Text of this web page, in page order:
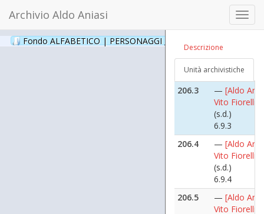
Archivio Aldo Aniasi
Fondo ALFABETICO | PERSONAGGI _ Archivio Fotografico
Descrizione
Unità archivistiche
([1972
Fiorellini
([1972
6.9.2
206.3
— [Aldo
Vito
(s.d.)
6.9.3
206.4
— [Aldo
Vito
(s.d.)
6.9.4
206.5
— [Aldo
Vito